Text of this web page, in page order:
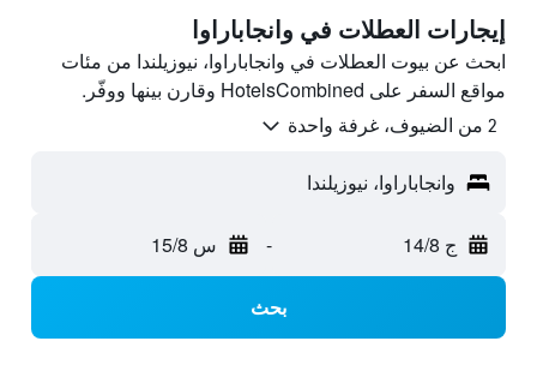
إيجارات العطلات في وانجاباراوا
ابحث عن بيوت العطلات في وانجاباراوا، نيوزيلندا من مئات
مواقع السفر على HotelsCombined وقارن بينها ووفّر.
2 من الضيوف، غرفة واحدة
وانجاباراوا، نيوزيلندا
ج 14/8 - س 15/8
بحث